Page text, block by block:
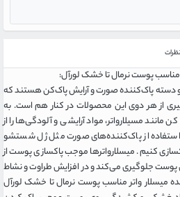
نظرات
پوست نرمال تا خشک لورآل:
پاک‌کننده صورت و آرایش پاک‌کن هستند که
از هر دوی این‌ محصولات در کنار هم است. به
مانند مسیلارواتر، مواد آرایشی و آلودگی‌ها را از
از پاک‌کننده‌های صورت مثل ژل شستشو
کنیم. میسلارواترها موجب پاکسازی پوست از
جلوگیری می‌کند و در افزایش طراوت و نشاط
میسلار واتر مناسب پوست نرمال تا خشک لورآل